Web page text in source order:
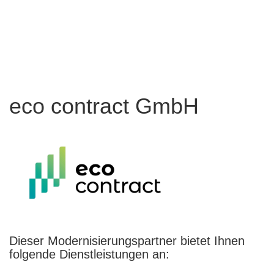
eco contract GmbH
Dieser Modernisierungspartner bietet Ihnen
folgende Dienstleistungen an: